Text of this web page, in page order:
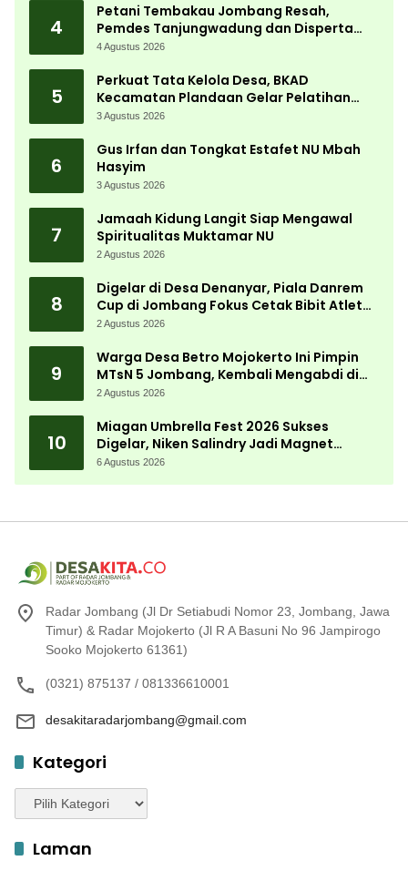
4
Petani Tembakau Jombang Resah,
Pemdes Tanjungwadung dan Disperta
Bergerak Cepat
4 Agustus 2026
5
Perkuat Tata Kelola Desa, BKAD
Kecamatan Plandaan Gelar Pelatihan
Aparatur Pemdes
3 Agustus 2026
6
Gus Irfan dan Tongkat Estafet NU Mbah
Hasyim
3 Agustus 2026
7
Jamaah Kidung Langit Siap Mengawal
Spiritualitas Muktamar NU
2 Agustus 2026
8
Digelar di Desa Denanyar, Piala Danrem
Cup di Jombang Fokus Cetak Bibit Atlet
Menembak Berprestasi
2 Agustus 2026
9
Warga Desa Betro Mojokerto Ini Pimpin
MTsN 5 Jombang, Kembali Mengabdi di
Almamater
2 Agustus 2026
10
Miagan Umbrella Fest 2026 Sukses
Digelar, Niken Salindry Jadi Magnet
Ribuan Pengunjung
6 Agustus 2026
Radar Jombang (Jl Dr Setiabudi Nomor 23, Jombang, Jawa
Timur) & Radar Mojokerto (Jl R A Basuni No 96 Jampirogo
Sooko Mojokerto 61361)
(0321) 875137 / 081336610001
desakitaradarjombang@gmail.com
Kategori
Kategori
Laman